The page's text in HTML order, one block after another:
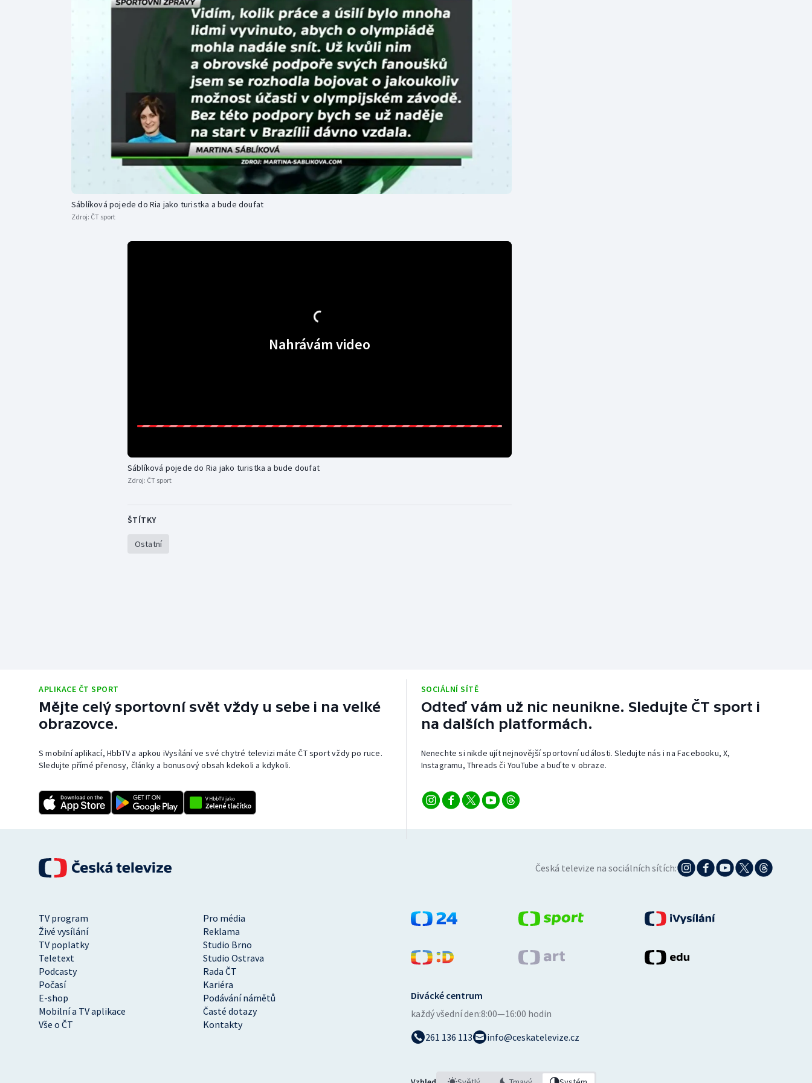
Curling
Dostihy
Florbal
Futsal
Golf
Gymnastika
Motorsport
Olympijské hry
Parasport
Plavání
Plážový volejbal
Vodní slalom
Volejbal
Ostatní
Sáblíková pojede do Ria jako turistka a bude doufat
Zdroj: ČT sport
Nahrávám video
Sáblíková pojede do Ria jako turistka a bude doufat
Zdroj: ČT sport
ŠTÍTKY
Ostatní
APLIKACE ČT SPORT
Mějte celý sportovní svět vždy u sebe i na velké
obrazovce.
S mobilní aplikací, HbbTV a apkou iVysílání ve své chytré televizi máte ČT sport vždy po ruce.
Sledujte přímé přenosy, články a bonusový obsah kdekoli a kdykoli.
SOCIÁLNÍ SÍTĚ
Odteď vám už nic neunikne. Sledujte ČT sport i
na dalších platformách.
Nenechte si nikde ujít nejnovější sportovní události. Sledujte nás i na Facebooku, X,
Instagramu, Threads či YouTube a buďte v obraze.
Česká televize na sociálních sítích:
TV program
Pro média
Živé vysílání
Reklama
TV poplatky
Studio Brno
Teletext
Studio Ostrava
Podcasty
Rada ČT
Počasí
Kariéra
E-shop
Podávání námětů
Mobilní a TV aplikace
Časté dotazy
Vše o ČT
Kontakty
Divácké centrum
každý všední den:8:00—16:00 hodin
261 136 113
info@ceskatelevize.cz